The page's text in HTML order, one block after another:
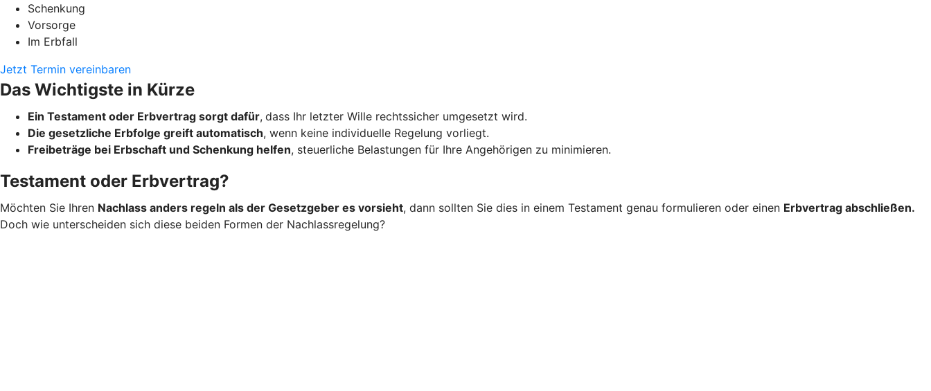
Schenkung
Vorsorge
Im Erbfall
Jetzt Termin vereinbaren
Das Wichtigste in Kürze
Ein Testament oder Erbvertrag sorgt dafür, dass Ihr letzter Wille rechtssicher umgesetzt wird.
Die gesetzliche Erbfolge greift automatisch, wenn keine individuelle Regelung vorliegt.
Freibeträge bei Erbschaft und Schenkung helfen, steuerliche Belastungen für Ihre Angehörigen zu minimieren.
Testament oder Erbvertrag?
Möchten Sie Ihren Nachlass anders regeln als der Gesetzgeber es vorsieht, dann sollten Sie dies in einem Testament genau formulieren oder einen Erbvertrag abschließen.
Doch wie unterscheiden sich diese beiden Formen der Nachlassregelung?